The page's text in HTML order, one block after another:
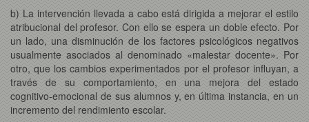
b) La intervención llevada a cabo está dirigida a mejorar el estilo
atribucional del profesor. Con ello se espera un doble efecto. Por
un lado, una disminución de los factores psicológicos negativos
usualmente asociados al denominado «malestar docente». Por
otro, que los cambios experimentados por el profesor influyan, a
través de su comportamiento, en una mejora del estado
cognitivo-emocional de sus alumnos y, en última instancia, en un
incremento del rendimiento escolar.